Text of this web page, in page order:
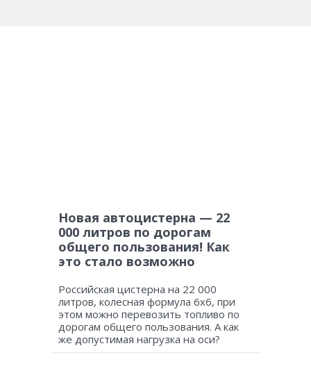
Новая автоцистерна — 22
000 литров по дорогам
общего пользования! Как
это стало возможно
Российская цистерна на 22 000
литров, колесная формула 6х6, при
этом можно перевозить топливо по
дорогам общего пользования. А как
же допустимая нагрузка на оси?